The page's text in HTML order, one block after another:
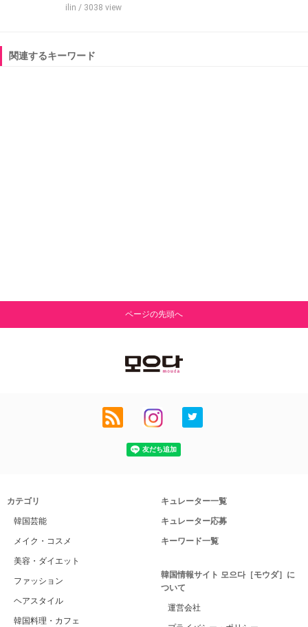
ilin / 3038 view
関連するキーワード
ページの先頭へ
カテゴリ
韓国芸能
メイク・コスメ
美容・ダイエット
ファッション
ヘアスタイル
韓国料理・カフェ
キュレーター一覧
キュレーター応募
キーワード一覧
韓国情報サイト 모으다［モウダ］に
ついて
運営会社